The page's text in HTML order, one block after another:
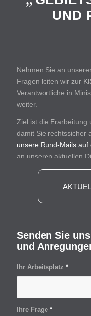
UND
Nehmen Sie an
Fragen leiten wir zur
Verantwortliche in
weiter.
Ziel ist die Erarbeitung
damit Sie rechtssicher
unsere Rund-Mails auf
an unseren aktuellen
Senden Sie
und
Ihr Arbeitsplatz *
Ihre Frage *